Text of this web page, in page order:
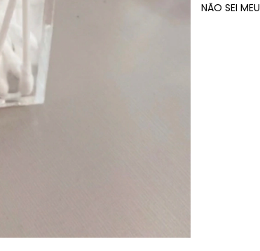
NÃO SEI